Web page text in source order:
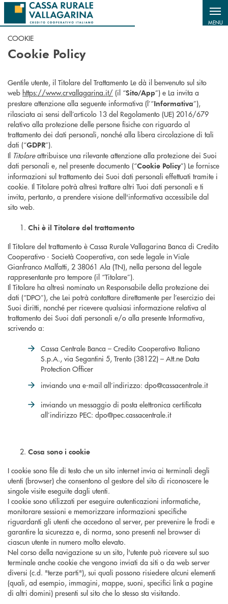
Salta al contenuto principale
MENU
COOKIE
Cookie Policy
Gentile utente, il Titolare del Trattamento Le dà il benvenuto sul sito
web https://www.crvallagarina.it/ (il “Sito/App”) e La invita a
prestare attenzione alla seguente informativa (l’“Informativa”),
rilasciata ai sensi dell’articolo 13 del Regolamento (UE) 2016/679
relativo alla protezione delle persone fisiche con riguardo al
trattamento dei dati personali, nonché alla libera circolazione di tali
dati (“GDPR”).
Il Titolareattribuisce una rilevante attenzione alla protezione dei Suoi
dati personali e, nel presente documento (“Cookie Policy”) Le fornisce
informazioni sul trattamento dei Suoi dati personali effettuati tramite i
cookie. Il Titolare potrà altresì trattare altri Tuoi dati personali e ti
invita, pertanto, a prendere visione dell'informativa accessibile dal
sito web.
Chi è il Titolare del trattamento
Il Titolare del trattamento è Cassa Rurale Vallagarina Banca di Credito
Cooperativo - Società Cooperativa, con sede legale in Viale
Gianfranco Malfatti, 2 38061 Ala (TN), nella persona del legale
rappresentante pro tempore (il “Titolare”).
Il Titolare ha altresì nominato un Responsabile della protezione dei
dati (“DPO”), che Lei potrà contattare direttamente per l’esercizio dei
Suoi diritti, nonché per ricevere qualsiasi informazione relativa al
trattamento dei Suoi dati personali e/o alla presente Informativa,
scrivendo a:
Cassa Centrale Banca – Credito Cooperativo Italiano
S.p.A., via Segantini 5, Trento (38122) – Att.ne Data
Protection Officer
inviando una e-mail all’indirizzo: dpo@cassacentrale.it
inviando un messaggio di posta elettronica certificata
all’indirizzo PEC: dpo@pec.cassacentrale.it
Cosa sono i cookie
I cookie sono file di testo che un sito internet invia ai terminali degli
utenti (browser) che consentono al gestore del sito di riconoscere le
singole visite eseguite dagli utenti.
I cookie sono utilizzati per eseguire autenticazioni informatiche,
monitorare sessioni e memorizzare informazioni specifiche
riguardanti gli utenti che accedono al server, per prevenire le frodi e
garantire la sicurezza e, di norma, sono presenti nel browser di
ciascun utente in numero molto elevato.
Nel corso della navigazione su un sito, l'utente può ricevere sul suo
terminale anche cookie che vengono inviati da siti o da web server
diversi (c.d. "terze parti"), sui quali possono risiedere alcuni elementi
(quali, ad esempio, immagini, mappe, suoni, specifici link a pagine
di altri domini) presenti sul sito che lo stesso sta visitando.